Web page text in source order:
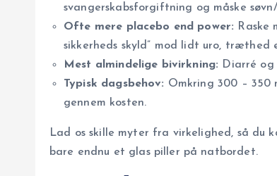
svangerskabsforgiftning og måske
Ofte mere placebo end power: Raske
sikkerheds skyld” mod lidt uro, træthed
Mest almindelige bivirkning: Diarré og
Typisk dagsbehov: Omkring 300 –
gennem kosten.
Lad os skille myter fra virkelighed, så du
bare endnu et glas piller på natbordet.